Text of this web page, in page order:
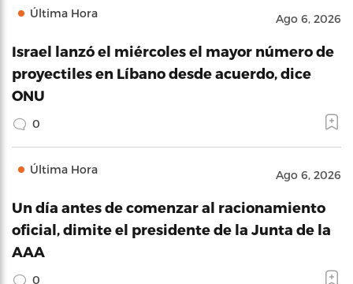
Última Hora Ago 6, 2026
Israel lanzó el miércoles el mayor número de
proyectiles en Líbano desde acuerdo, dice
ONU
0
Última Hora Ago 6, 2026
Un día antes de comenzar al racionamiento
oficial, dimite el presidente de la Junta de la
AAA
0